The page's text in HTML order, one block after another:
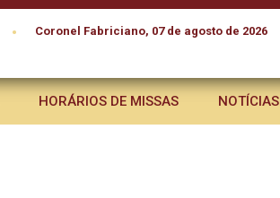
• Coronel Fabriciano, 07 de agosto de 2026
HORÁRIOS DE MISSAS NOTÍCIAS